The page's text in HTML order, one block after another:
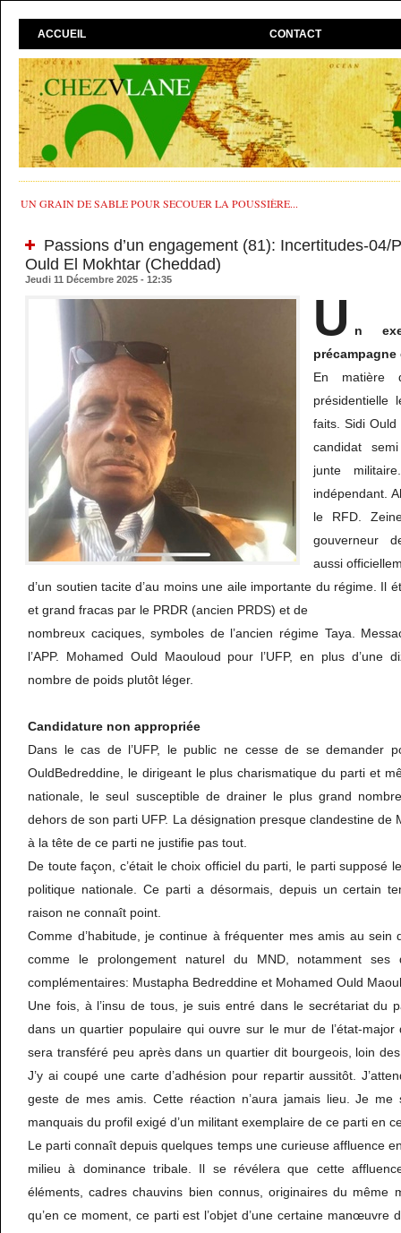
ACCUEIL CONTACT
UN GRAIN DE SABLE POUR SECOUER LA POUSSIÈRE...
Passions d’un engagement (81): Incertitudes-04/
Ould El Mokhtar (Cheddad)
Jeudi 11 Décembre 2025 - 12:35
U
n
précampagne
En matière
présidentielle
faits. Sidi Ould
candidat
junte
indépendant.
le RFD.
gouverneur
aussi
d’un soutien tacite d’au moins une aile importante du régime. Il
et grand fracas par le PRDR (ancien PRDS) et de
nombreux caciques, symboles de l’ancien régime Taya.
l’APP. Mohamed Ould Maouloud pour l’UFP, en plus d’une
nombre de poids plutôt léger.
Candidature non appropriée
Dans le cas de l’UFP, le public ne cesse de se demander
OuldBedreddine, le dirigeant le plus charismatique du parti et
nationale, le seul susceptible de drainer le plus grand
dehors de son parti UFP. La désignation presque clandestine de
à la tête de ce parti ne justifie pas tout.
De toute façon, c’était le choix officiel du parti, le parti supposé
politique nationale. Ce parti a désormais, depuis un certain
raison ne connaît point.
Comme d’habitude, je continue à fréquenter mes amis au sein
comme le prolongement naturel du MND, notamment ses
complémentaires: Mustapha Bedreddine et Mohamed Ould
Une fois, à l’insu de tous, je suis entré dans le secrétariat du
dans un quartier populaire qui ouvre sur le mur de l’état-
sera transféré peu après dans un quartier dit bourgeois, loin
J’y ai coupé une carte d’adhésion pour repartir aussitôt.
geste de mes amis. Cette réaction n’aura jamais lieu. Je
manquais du profil exigé d’un militant exemplaire de ce parti en
Le parti connaît depuis quelques temps une curieuse affluence
milieu à dominance tribale. Il se révélera que cette
éléments, cadres chauvins bien connus, originaires du même
qu’en ce moment, ce parti est l’objet d’une certaine manœuvre